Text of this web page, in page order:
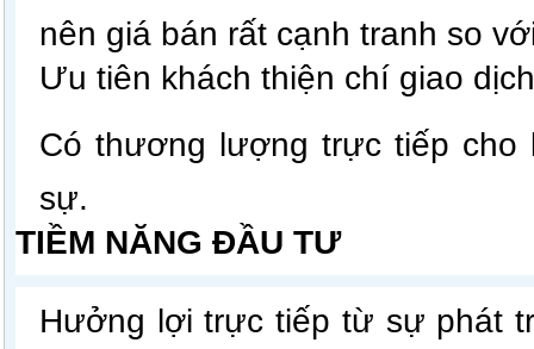
nên giá bán rất cạnh tranh so
Ưu tiên khách thiện chí giao
Có thương lượng trực tiếp cho
sự.
TIỀM NĂNG ĐẦU TƯ
Hưởng lợi trực tiếp từ sự phát